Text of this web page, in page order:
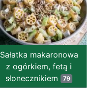
Sałatka makaronowa
z ogórkiem, fetą i
słonecznikiem
79